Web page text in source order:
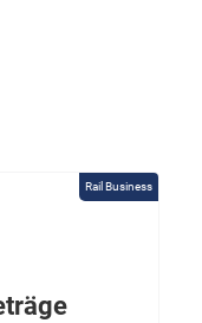
Rail Business